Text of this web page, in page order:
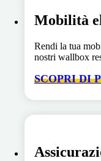
Mobilità
Rendi la tua
nostri wallbox
SCOPRI DI